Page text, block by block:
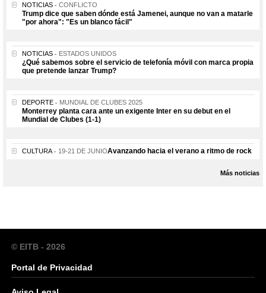
NOTICIAS CONFLICTO
Trump dice que saben dónde está Jamenei, aunque no van a matarle
"por ahora": "Es un blanco fácil"
NOTICIAS ESTADOS UNIDOS
¿Qué sabemos sobre el servicio de telefonía móvil con marca propia
que pretende lanzar Trump?
DEPORTE MUNDIAL DE CLUBES 2025
Monterrey planta cara ante un exigente Inter en su debut en el
Mundial de Clubes (1-1)
CULTURA 19-21 DE JUNIOAvanzando hacia el verano a ritmo de rock
Más noticias
© EITB - 2026
Portal de Privacidad